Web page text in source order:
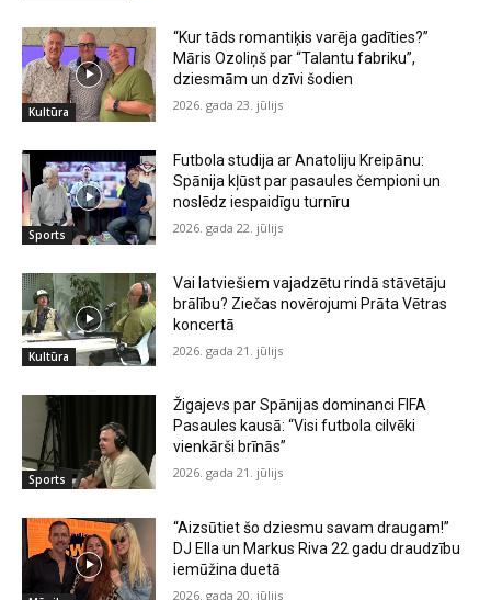
Kultūra
“Kur tāds romantiķis varēja gadīties?”
Māris Ozoliņš par “Talantu fabriku”,
dziesmām un dzīvi šodien
2026. gada 23. jūlijs
Sports
Futbola studija ar Anatoliju Kreipānu:
Spānija kļūst par pasaules čempioni un
noslēdz iespaidīgu turnīru
2026. gada 22. jūlijs
Kultūra
Vai latviešiem vajadzētu rindā stāvētāju
brālību? Ziečas novērojumi Prāta Vētras
koncertā
2026. gada 21. jūlijs
Sports
Žigajevs par Spānijas dominanci FIFA
Pasaules kausā: “Visi futbola cilvēki
vienkārši brīnās”
2026. gada 21. jūlijs
“Aizsūtiet šo dziesmu savam draugam!”
DJ Ella un Markus Riva 22 gadu draudzību
iemūžina duetā
2026. gada 20. jūlijs